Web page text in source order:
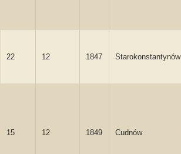
22 12 1847 Starokonstantynów
15 12 1849 Cudnów